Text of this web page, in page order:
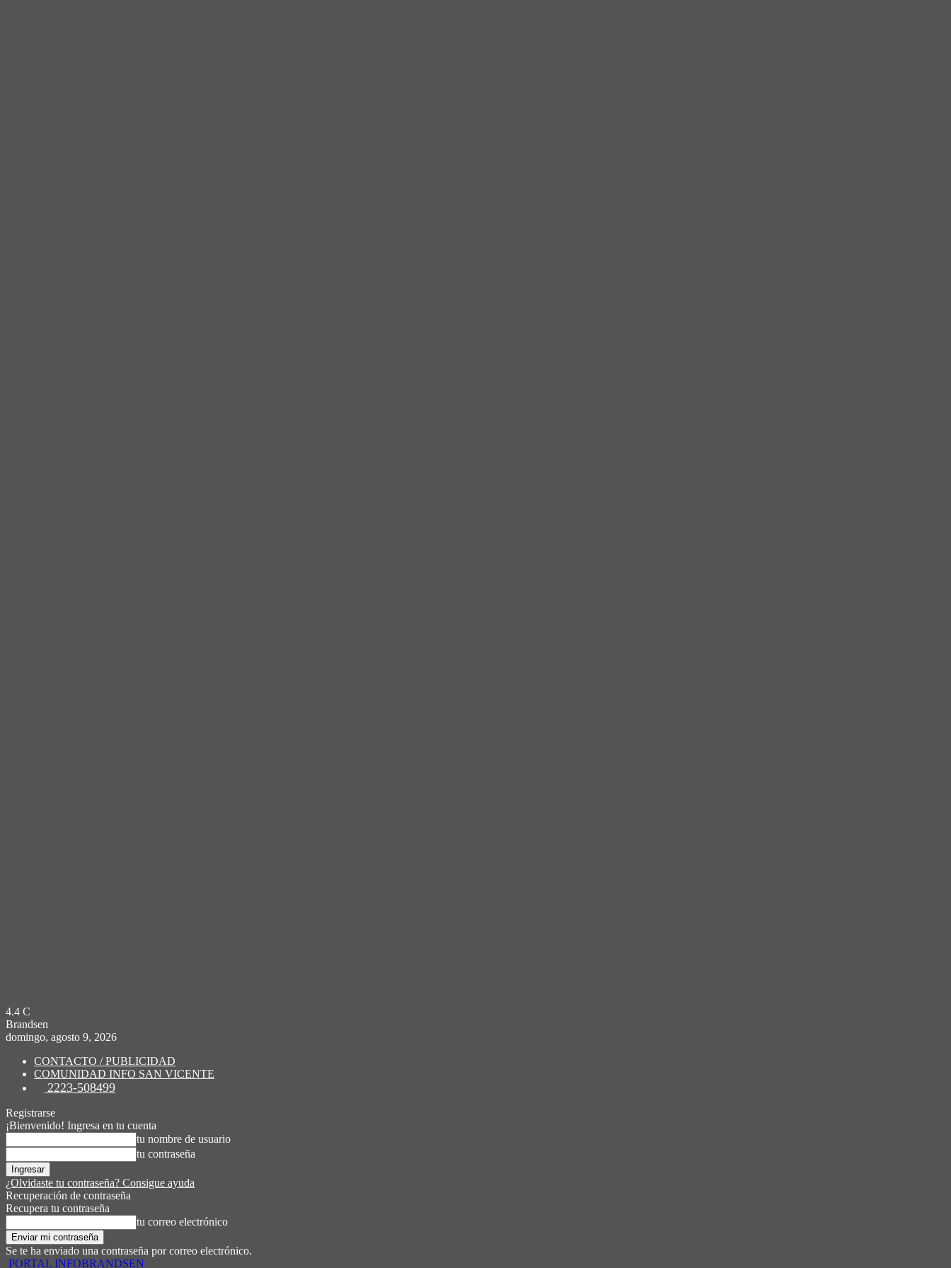
4.4 C
Brandsen
domingo, agosto 9, 2026
CONTACTO / PUBLICIDAD
COMUNIDAD INFO SAN VICENTE
2223-508499
Registrarse
¡Bienvenido! Ingresa en tu cuenta
tu nombre de usuario
tu contraseña
¿Olvidaste tu contraseña? Consigue ayuda
Recuperación de contraseña
Recupera tu contraseña
tu correo electrónico
Se te ha enviado una contraseña por correo electrónico.
PORTAL INFOBRANDSEN